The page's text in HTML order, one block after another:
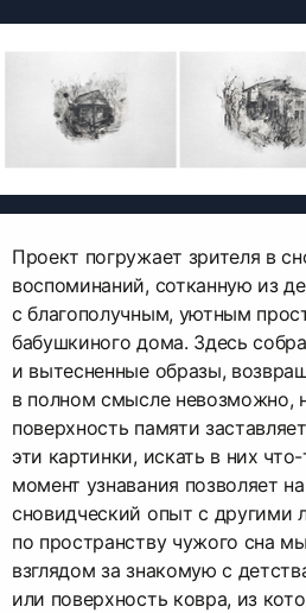
Проект погружает зрителя в
воспоминаний, сотканную из
с благополучным, уютным
бабушкиного дома. Здесь
и вытесненные образы,
в полном смысле невозможно,
поверхность памяти
эти картинки, искать в них
момент узнавания позволяет
сновидческий опыт с
по пространству чужого сна
взглядом за знакомую с
или поверхность ковра, из